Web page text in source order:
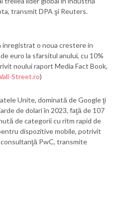
transmit DPA şi Reuters.
inregistrat o noua crestere in
euro la sfarsitul anului, cu 10%
noului raport Media Fact Book,
Street.ro)
Unite, dominată de Google ţi
de dolari în 2023, faţă de 107
de categorii cu ritm rapid de
dispozitive mobile, potrivit
PwC, transmite